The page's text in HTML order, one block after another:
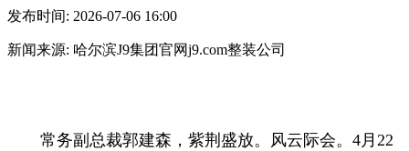
发布时间: 2026-07-06 16:00
新闻来源: 哈尔滨J9集团官网j9.com整装公司
常务副总裁郭建森，紫荆盛放。风云际会。4月22